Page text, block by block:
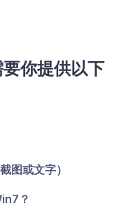
你提供以下
图或文字）
？